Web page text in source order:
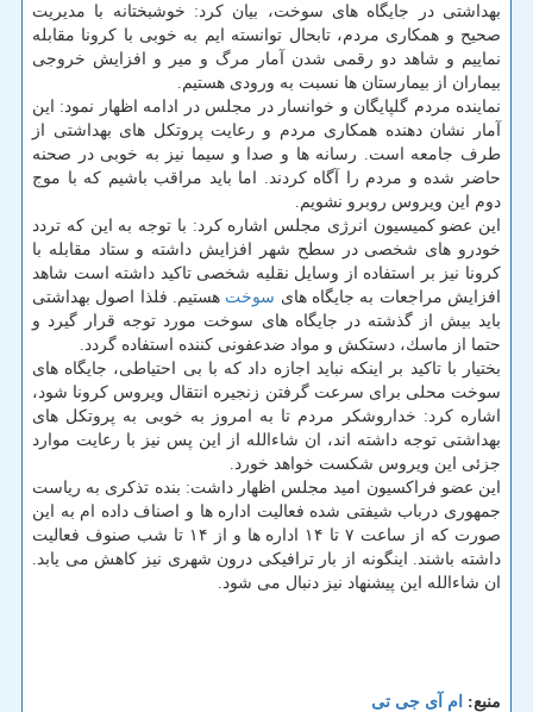
بهداشتی در جایگاه های سوخت، بیان كرد: خوشبختانه با مدیریت
صحیح و همكاری مردم، تابحال توانسته ایم به خوبی با كرونا مقابله
نماییم و شاهد دو رقمی شدن آمار مرگ و میر و افزایش خروجی
بیماران از بیمارستان ها نسبت به ورودی هستیم.
نماینده مردم گلپایگان و خوانسار در مجلس در ادامه اظهار نمود: این
آمار نشان دهنده همكاری مردم و رعایت پروتكل های بهداشتی از
طرف جامعه است. رسانه ها و صدا و سیما نیز به خوبی در صحنه
حاضر شده و مردم را آگاه كردند. اما باید مراقب باشیم كه با موج
دوم این ویروس روبرو نشویم.
این عضو كمیسیون انرژی مجلس اشاره كرد: با توجه به این كه تردد
خودرو های شخصی در سطح شهر افزایش داشته و ستاد مقابله با
كرونا نیز بر استفاده از وسایل نقلیه شخصی تاكید داشته است شاهد
افزایش مراجعات به جایگاه های سوخت هستیم. فلذا اصول بهداشتی
باید بیش از گذشته در جایگاه های سوخت مورد توجه قرار گیرد و
حتما از ماسك، دستكش و مواد ضدعفونی كننده استفاده گردد.
بختیار با تاكید بر اینكه نباید اجازه داد كه با بی احتیاطی، جایگاه های
سوخت محلی برای سرعت گرفتن زنجیره انتقال ویروس كرونا شود،
اشاره كرد: خداروشكر مردم تا به امروز به خوبی به پروتكل های
بهداشتی توجه داشته اند، ان شاءالله از این پس نیز با رعایت موارد
جزئی این ویروس شكست خواهد خورد.
این عضو فراكسیون امید مجلس اظهار داشت: بنده تذكری به ریاست
جمهوری درباب شیفتی شده فعالیت اداره ها و اصناف داده ام به این
صورت كه از ساعت ۷ تا ۱۴ اداره ها و از ۱۴ تا شب صنوف فعالیت
داشته باشند. اینگونه از بار ترافیكی درون شهری نیز كاهش می یابد.
ان شاءالله این پیشنهاد نیز دنبال می شود.
منبع: ام آی جی تی